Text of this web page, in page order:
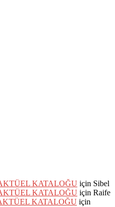
KATALOĞU için Sibel
KATALOĞU için Raife
KATALOĞU için